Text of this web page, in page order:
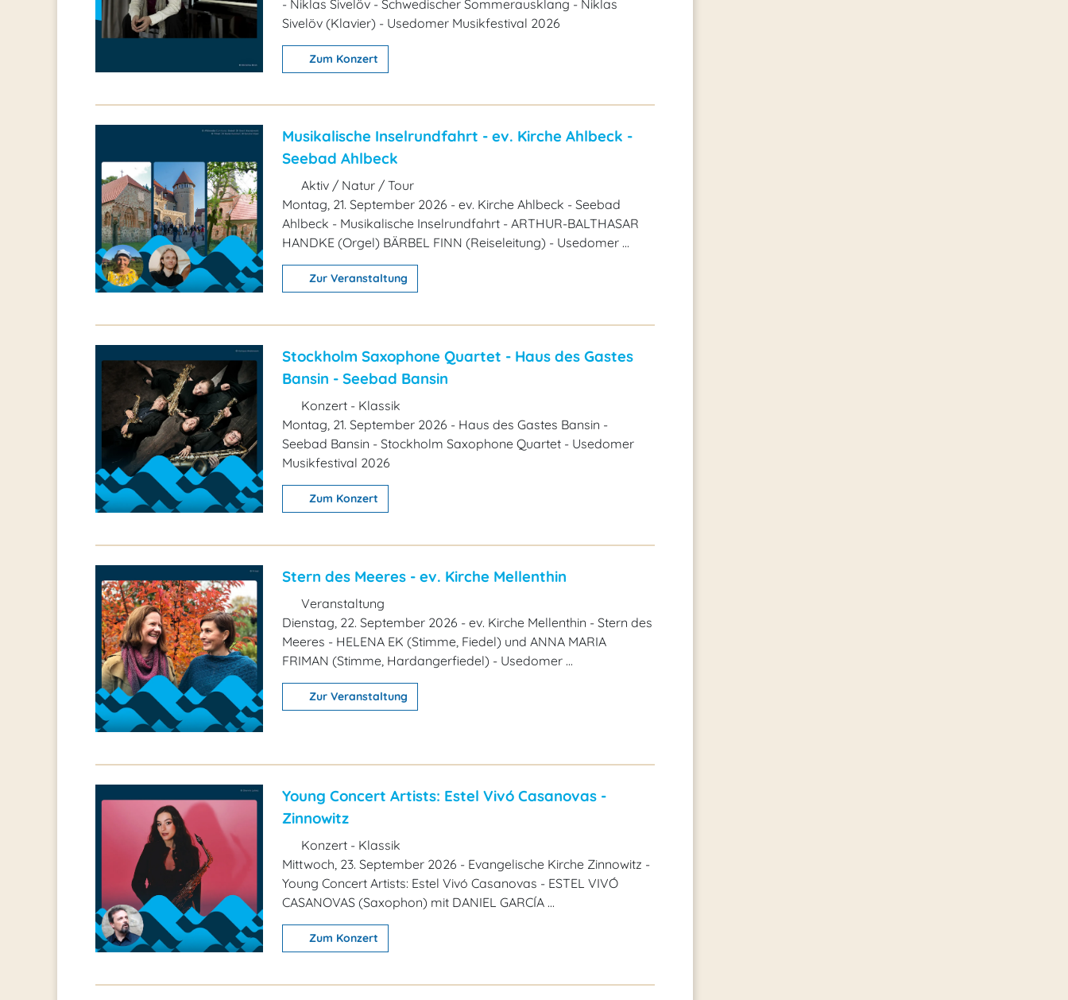
- Niklas Sivelöv - Schwedischer Sommerausklang - Niklas
Sivelöv (Klavier) - Usedomer Musikfestival 2026
Zum Konzert
Musikalische Inselrundfahrt - ev. Kirche Ahlbeck -
Seebad Ahlbeck
Aktiv / Natur / Tour
Montag, 21. September 2026 - ev. Kirche Ahlbeck - Seebad
Ahlbeck - Musikalische Inselrundfahrt - ARTHUR-BALTHASAR
HANDKE (Orgel) BÄRBEL FINN (Reiseleitung) - Usedomer ...
Zur Veranstaltung
Stockholm Saxophone Quartet - Haus des Gastes
Bansin - Seebad Bansin
Konzert - Klassik
Montag, 21. September 2026 - Haus des Gastes Bansin -
Seebad Bansin - Stockholm Saxophone Quartet - Usedomer
Musikfestival 2026
Zum Konzert
Stern des Meeres - ev. Kirche Mellenthin
Veranstaltung
Dienstag, 22. September 2026 - ev. Kirche Mellenthin - Stern des
Meeres - HELENA EK (Stimme, Fiedel) und ANNA MARIA
FRIMAN (Stimme, Hardangerfiedel) - Usedomer ...
Zur Veranstaltung
Young Concert Artists: Estel Vivó Casanovas -
Zinnowitz
Konzert - Klassik
Mittwoch, 23. September 2026 - Evangelische Kirche Zinnowitz -
Young Concert Artists: Estel Vivó Casanovas - ESTEL VIVÓ
CASANOVAS (Saxophon) mit DANIEL GARCÍA ...
Zum Konzert